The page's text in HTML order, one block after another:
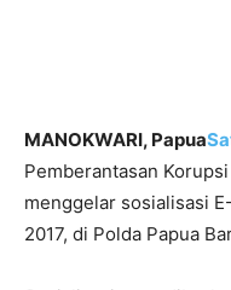
MANOKWARI, Papua
Pemberantasan
menggelar sosialisasi
2017, di Polda Papua